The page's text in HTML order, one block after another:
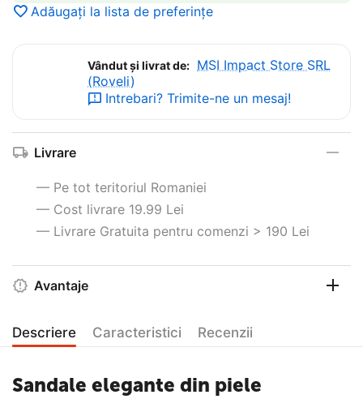
Adăugați la lista de preferințe
Vândut și livrat de: MSI Impact Store SRL
(Roveli)
Intrebari? Trimite-ne un mesaj!
Livrare
— Pe tot teritoriul Romaniei
— Cost livrare 19.99 Lei
— Livrare Gratuita pentru comenzi > 190 Lei
Avantaje
Descriere Caracteristici Recenzii
Sandale elegante din piele